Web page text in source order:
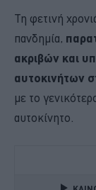
Τη φετινή
πανδημία,
ακριβών και
αυτοκινήτων
με το
αυτοκίνητο.